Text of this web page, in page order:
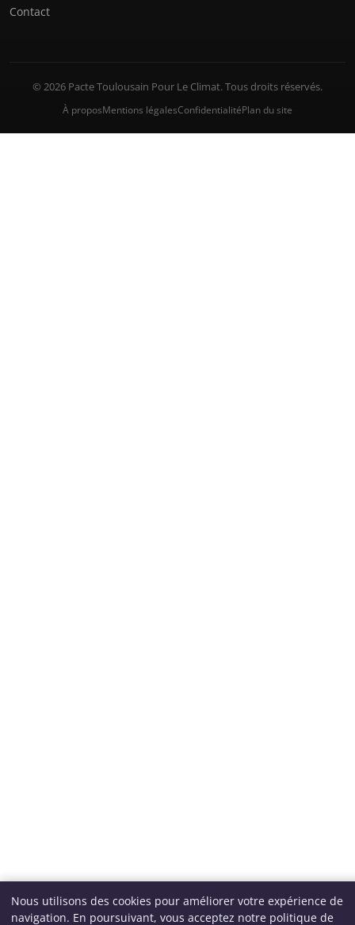
Contact
© 2026 Pacte Toulousain Pour Le Climat. Tous droits réservés.
À proposMentions légalesConfidentialitéPlan du site
Nous utilisons des cookies pour améliorer votre expérience de
navigation. En poursuivant, vous acceptez notre politique de